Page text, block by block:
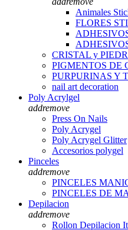
Animales
FLORES
CRISTAL y
PIGMENTOS DE
PURPURINAS Y
nail art decoration
Poly Acrylgel
addremove
Press On Nails
Poly Acrygel
Poly Acrygel Glitter
Accesorios polygel
Pinceles
addremove
PINCELES
PINCELES DE
Depilacion
addremove
Rollon Depilacion